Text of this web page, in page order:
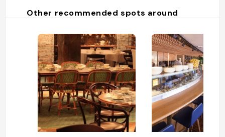
Other recommended spots around